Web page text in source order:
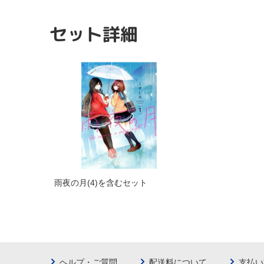
セット詳細
雨夜の月(4)を含むセット